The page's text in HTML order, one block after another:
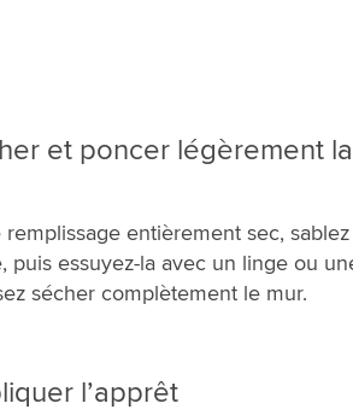
et poncer légèrement la
entièrement sec, sablez
puis essuyez-la avec un linge ou
sécher complètement le mur.
l’apprêt